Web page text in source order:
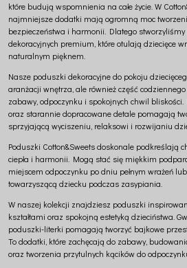
które budują wspomnienia na całe życie. W
najmniejsze dodatki mają ogromną moc
bezpieczeństwa i harmonii. Dlatego stworzyliśmy
dekoracyjnych premium, które otulają dziecięce
naturalnym pięknem.
Nasze poduszki dekoracyjne do pokoju
aranżacji wnętrza, ale również część
zabawy, odpoczynku i spokojnych chwil
oraz starannie dopracowane detale pomagają
sprzyjającą wyciszeniu, relaksowi i rozwijaniu
Poduszki Cotton&Sweets doskonale podkreślają
ciepła i harmonii. Mogą stać się miękkim
miejscem odpoczynku po dniu pełnym wrażeń
towarzyszącą dziecku podczas zasypiania.
W naszej kolekcji znajdziesz poduszki
kształtami oraz spokojną estetyką dzieciństwa.
poduszki-literki pomagają tworzyć bajkowe
To dodatki, które zachęcają do zabawy,
oraz tworzenia przytulnych kącików do